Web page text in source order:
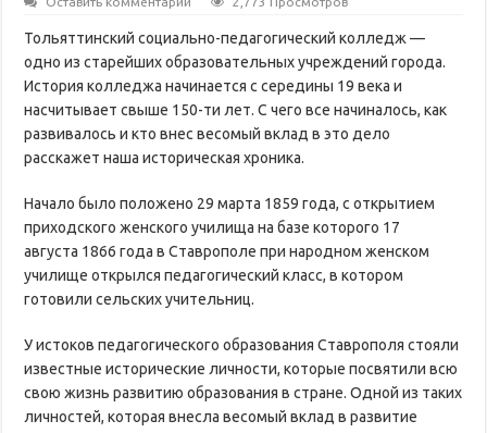
Тольяттинский социально-педагогический колледж —
одно из старейших образовательных учреждений города.
История колледжа начинается с середины 19 века и
насчитывает свыше 150-ти лет. С чего все начиналось, как
развивалось и кто внес весомый вклад в это дело
расскажет наша историческая хроника.
Начало было положено 29 марта 1859 года, с открытием
приходского женского училища на базе которого 17
августа 1866 года в Ставрополе при народном женском
училище открылся педагогический класс, в котором
готовили сельских учительниц.
У истоков педагогического образования Ставрополя стояли
известные исторические личности, которые посвятили всю
свою жизнь развитию образования в стране. Одной из таких
личностей, которая внесла весомый вклад в развитие